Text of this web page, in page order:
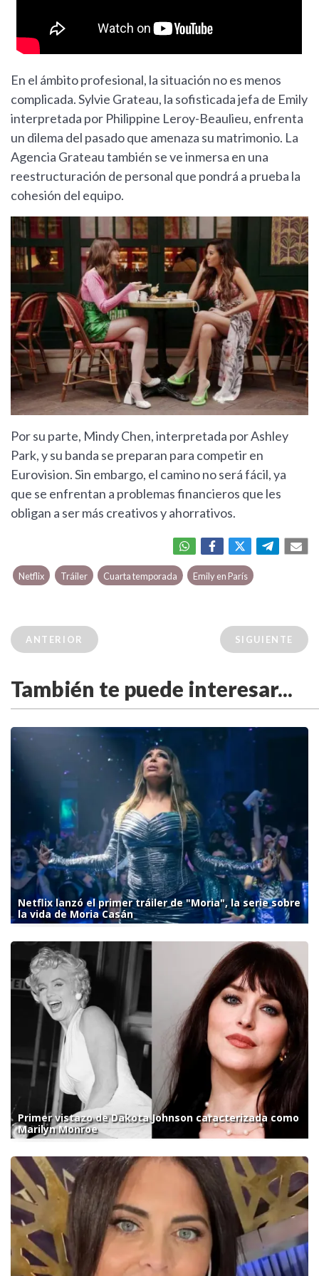
En el ámbito profesional, la situación no es menos
complicada. Sylvie Grateau, la sofisticada jefa de Emily
interpretada por Philippine Leroy-Beaulieu, enfrenta
un dilema del pasado que amenaza su matrimonio. La
Agencia Grateau también se ve inmersa en una
reestructuración de personal que pondrá a prueba la
cohesión del equipo.
Por su parte, Mindy Chen, interpretada por Ashley
Park, y su banda se preparan para competir en
Eurovision. Sin embargo, el camino no será fácil, ya
que se enfrentan a problemas financieros que les
obligan a ser más creativos y ahorrativos.
Netflix Tráiler Cuarta temporada Emily en París
ANTERIOR SIGUIENTE
También te puede interesar...
Netflix lanzó el primer tráiler de "Moria", la serie sobre
la vida de Moria Casán
Primer vistazo de Dakota Johnson caracterizada como
Marilyn Monroe